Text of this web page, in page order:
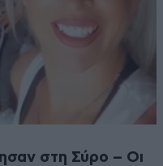
στη Σύρο – Οι